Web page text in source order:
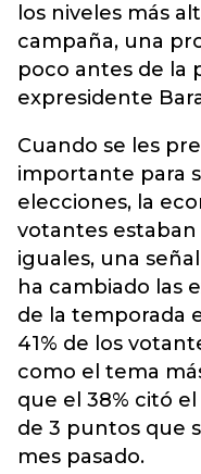
los niveles más
campaña, una
poco antes de la
expresidente
Cuando se les
importante para
elecciones, la
votantes estaban
iguales, una
ha cambiado las
de la temporada
41% de los
como el tema
que el 38% citó
de 3 puntos que
mes pasado.